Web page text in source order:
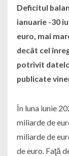
Deficitul
ianuarie -30
euro, mai
decât cel
potrivit
publicate
În luna iunie
miliarde de
miliarde de
de euro. Faţă